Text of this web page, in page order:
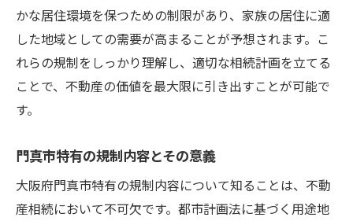
かな居住環境を保つための制限があり、家族の居住に適
した地域としての需要が高まることが予想されます。こ
れらの規制をしっかり理解し、適切な相続計画を立てる
ことで、不動産の価値を最大限に引き出すことが可能で
す。
門真市特有の規制内容とその意義
大阪府門真市特有の規制内容について知ることは、不動
産相続において不可欠です。都市計画法に基づく用途地